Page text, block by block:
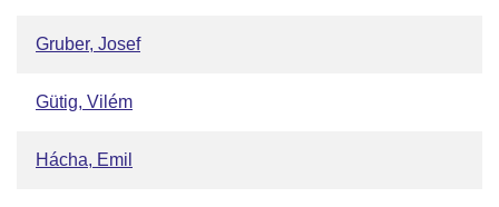
Gruber, Josef
Gütig, Vilém
Hácha, Emil